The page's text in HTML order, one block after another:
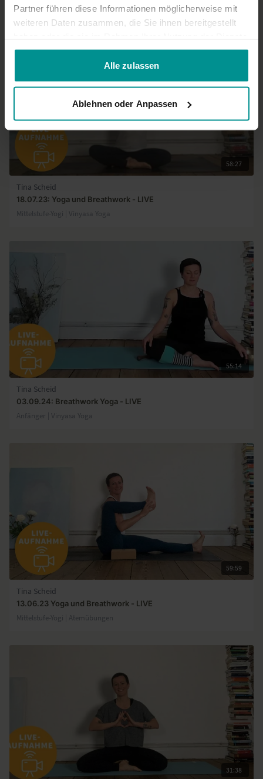
Partner führen diese Informationen möglicherweise mit
weiteren Daten zusammen, die Sie ihnen bereitgestellt
gesammelt haben.
Alle zulassen
Ablehnen oder Anpassen
Ähnliche Videos
58:27
Tina Scheid
18.07.23: Yoga und Breathwork - LIVE
Mittelstufe-Yogi | Vinyasa Yoga
55:14
Tina Scheid
03.09.24: Breathwork Yoga - LIVE
Anfänger | Vinyasa Yoga
59:59
Tina Scheid
13.06.23 Yoga und Breathwork - LIVE
Mittelstufe-Yogi | Atemübungen
31:38